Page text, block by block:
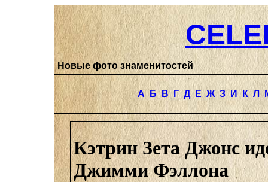
Новые фото знаменитостей
А Б В Г Д Е Ж З И К Л
Кэтрин Зета Джонс
Джимми Фэллона